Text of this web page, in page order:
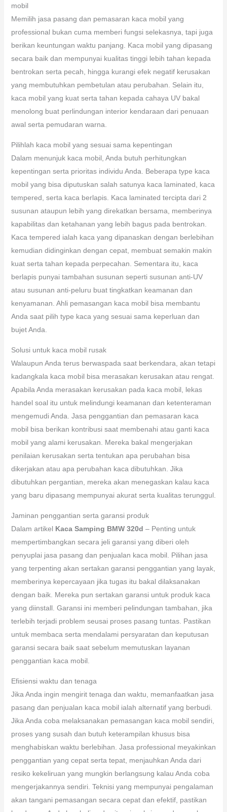
mobil
Memilih jasa pasang dan pemasaran kaca mobil yang
professional bukan cuma memberi fungsi selekasnya, tapi juga
berikan keuntungan waktu panjang. Kaca mobil yang dipasang
secara baik dan mempunyai kualitas tinggi lebih tahan kepada
bentrokan serta pecah, hingga kurangi efek negatif kerusakan
yang membutuhkan pembetulan atau perubahan. Selain itu,
kaca mobil yang kuat serta tahan kepada cahaya UV bakal
menolong buat perlindungan interior kendaraan dari penuaan
awal serta pemudaran warna.
Pilihlah kaca mobil yang sesuai sama kepentingan
Dalam menunjuk kaca mobil, Anda butuh perhitungkan
kepentingan serta prioritas individu Anda. Beberapa type kaca
mobil yang bisa diputuskan salah satunya kaca laminated, kaca
tempered, serta kaca berlapis. Kaca laminated tercipta dari 2
susunan ataupun lebih yang direkatkan bersama, memberinya
kapabilitas dan ketahanan yang lebih bagus pada bentrokan.
Kaca tempered ialah kaca yang dipanaskan dengan berlebihan
kemudian didinginkan dengan cepat, membuat semakin makin
kuat serta tahan kepada perpecahan. Sementara itu, kaca
berlapis punyai tambahan susunan seperti susunan anti-UV
atau susunan anti-peluru buat tingkatkan keamanan dan
kenyamanan. Ahli pemasangan kaca mobil bisa membantu
Anda saat pilih type kaca yang sesuai sama keperluan dan
bujet Anda.
Solusi untuk kaca mobil rusak
Walaupun Anda terus berwaspada saat berkendara, akan tetapi
kadangkala kaca mobil bisa merasakan kerusakan atau rengat.
Apabila Anda merasakan kerusakan pada kaca mobil, lekas
handel soal itu untuk melindungi keamanan dan ketenteraman
mengemudi Anda. Jasa penggantian dan pemasaran kaca
mobil bisa berikan kontribusi saat membenahi atau ganti kaca
mobil yang alami kerusakan. Mereka bakal mengerjakan
penilaian kerusakan serta tentukan apa perubahan bisa
dikerjakan atau apa perubahan kaca dibutuhkan. Jika
dibutuhkan pergantian, mereka akan menegaskan kalau kaca
yang baru dipasang mempunyai akurat serta kualitas terunggul.
Jaminan penggantian serta garansi produk
Dalam artikel Kaca Samping BMW 320d – Penting untuk
mempertimbangkan secara jeli garansi yang diberi oleh
penyuplai jasa pasang dan penjualan kaca mobil. Pilihan jasa
yang terpenting akan sertakan garansi penggantian yang layak,
memberinya kepercayaan jika tugas itu bakal dilaksanakan
dengan baik. Mereka pun sertakan garansi untuk produk kaca
yang diinstall. Garansi ini memberi pelindungan tambahan, jika
terlebih terjadi problem seusai proses pasang tuntas. Pastikan
untuk membaca serta mendalami persyaratan dan keputusan
garansi secara baik saat sebelum memutuskan layanan
penggantian kaca mobil.
Efisiensi waktu dan tenaga
Jika Anda ingin mengirit tenaga dan waktu, memanfaatkan jasa
pasang dan penjualan kaca mobil ialah alternatif yang berbudi.
Jika Anda coba melaksanakan pemasangan kaca mobil sendiri,
proses yang susah dan butuh keterampilan khusus bisa
menghabiskan waktu berlebihan. Jasa professional meyakinkan
penggantian yang cepat serta tepat, menjauhkan Anda dari
resiko kekeliruan yang mungkin berlangsung kalau Anda coba
mengerjakannya sendiri. Teknisi yang mempunyai pengalaman
akan tangani pemasangan secara cepat dan efektif, pastikan